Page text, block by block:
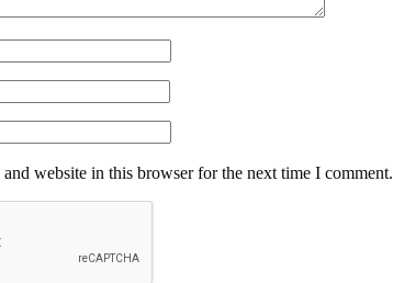
and website in this browser for the next time I comment.